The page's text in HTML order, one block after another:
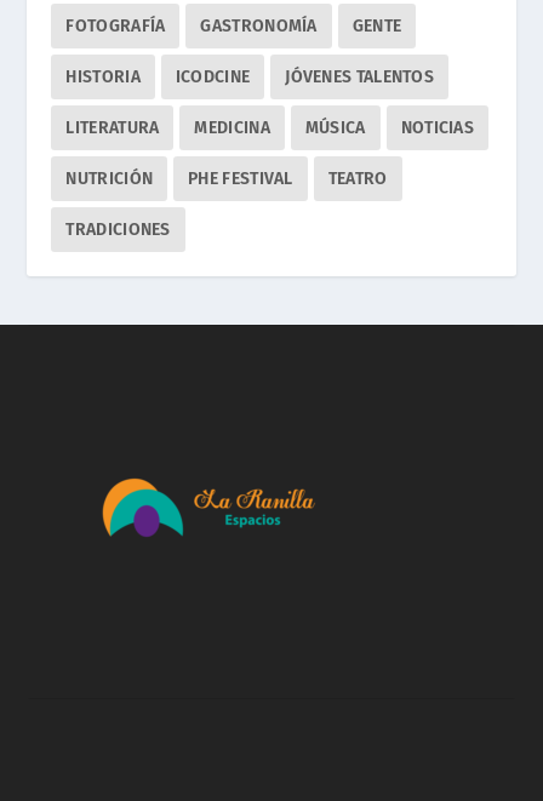
FOTOGRAFÍA GASTRONOMÍA GENTE
HISTORIA ICODCINE JÓVENES TALENTOS
LITERATURA MEDICINA MÚSICA NOTICIAS
NUTRICIÓN PHE FESTIVAL TEATRO
TRADICIONES